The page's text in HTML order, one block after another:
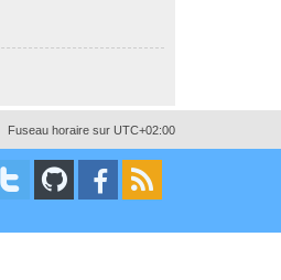
Fuseau horaire sur UTC+02:00